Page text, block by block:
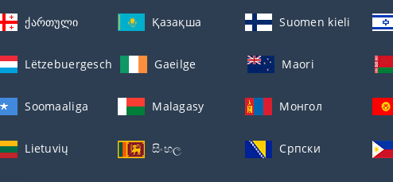
ქართული Қазақша Suomen kieli
Lëtzebuergesch Gaeilge Maori
Soomaaliga Malagasy Монгол
Lietuvių සිංහල Српски